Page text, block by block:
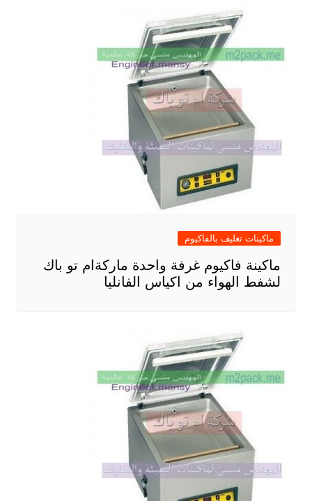
ماكينات تغليف بالفاكيوم
ماكينة فاكيوم غرفة واحدة ماركةام تو باك
لشفط الهواء من اكياس الفانليا